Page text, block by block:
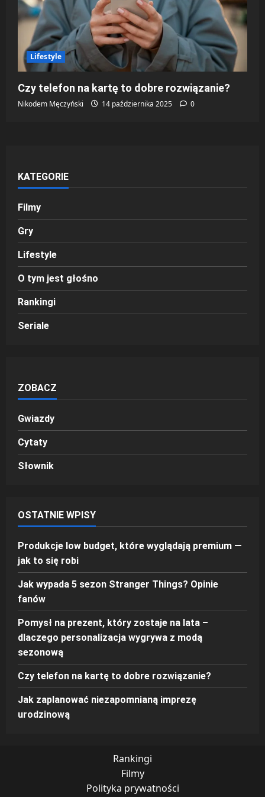
Lifestyle
Czy telefon na kartę to dobre rozwiązanie?
Nikodem Męczyński 14 października 2025 0
KATEGORIE
Filmy
Gry
Lifestyle
O tym jest głośno
Rankingi
Seriale
ZOBACZ
Gwiazdy
Cytaty
Słownik
OSTATNIE WPISY
Produkcje low budget, które wyglądają premium —
jak to się robi
Jak wypada 5 sezon Stranger Things? Opinie
fanów
Pomysł na prezent, który zostaje na lata –
dlaczego personalizacja wygrywa z modą
sezonową
Czy telefon na kartę to dobre rozwiązanie?
Jak zaplanować niezapomnianą imprezę
urodzinową
Rankingi
Filmy
Polityka prywatności